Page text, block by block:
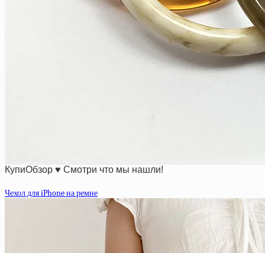
КупиОбзор ♥ Смотри что мы нашли!
Чехол для iPhone на ремне